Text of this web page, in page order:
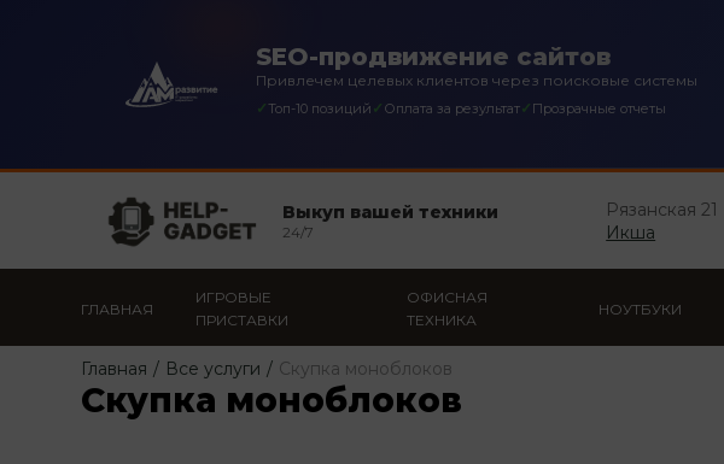
SEO-продвижение сайтов
Привлечем целевых клиентов через поисковые системы
✓Топ-10 позиций ✓ Оплата за результат✓ Прозрачные отчеты
Выкуп вашей техники
24/7
Рязанская 21
Икша
ГЛАВНАЯ
ИГРОВЫЕ
ПРИСТАВКИ
ОФИСНАЯ
ТЕХНИКА
НОУТБУКИ
Главная / Все услуги / Скупка моноблоков
Скупка моноблоков